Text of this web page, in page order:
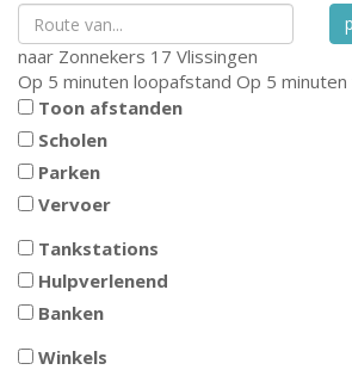
naar Zonnekers 17 Vlissingen
Op 5 minuten loopafstand Op 5
Toon afstanden
Scholen
Parken
Vervoer
Tankstations
Hulpverlenend
Banken
Winkels